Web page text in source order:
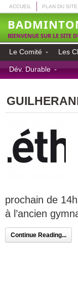
ACCUEIL PLAN DU SITE
BIENVENUE SUR LE SITE
Le Comité Les
Dév. Durable
prochain de
à l’ancien
Continue Reading...